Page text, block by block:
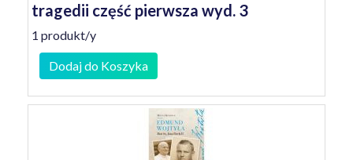
tragedii część pierwsza wyd. 3
1 produkt/y
Dodaj do Koszyka